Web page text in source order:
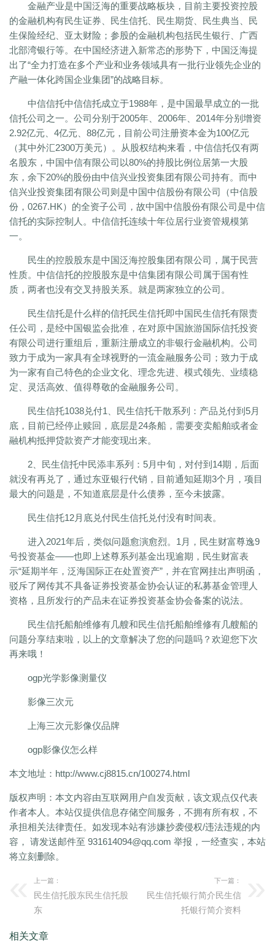
金融产业是中国泛海的重要战略板块，目前主要投资控股
的金融机构有民生证券、民生信托、民生期货、民生典当、民
生保险经纪、亚太财险；参股的金融机构包括民生银行、广西
北部湾银行等。在中国经济进入新常态的形势下，中国泛海提
出了“全力打造在多个产业和业务领域具有一批行业领先企业的
产融一体化跨国企业集团”的战略目标。
中信信托中信信托成立于1988年，是中国最早成立的一批
信托公司之一。公司分别于2005年、2006年、2014年分别增资
2.92亿元、4亿元、88亿元，目前公司注册资本金为100亿元
（其中外汇2300万美元）。从股权结构来看，中信信托仅有两
名股东，中国中信有限公司以80%的持股比例位居第一大股
东，余下20%的股份由中信兴业投资集团有限公司持有。而中
信兴业投资集团有限公司则是中国中信股份有限公司（中信股
份，0267.HK）的全资子公司，故中国中信股份有限公司是中信
信托的实际控制人。中信信托连续十年位居行业资管规模第
一。
民生的控股股东是中国泛海控股集团有限公司，属于民营
性质。中信信托的控股股东是中信集团有限公司属于国有性
质，两者也没有交叉持股关系。就是两家独立的公司。
民生信托是什么样的信托民生信托即中国民生信托有限责
任公司，是经中国银监会批准，在对原中国旅游国际信托投资
有限公司进行重组后，重新注册成立的非银行金融机构。公司
致力于成为一家具有全球视野的一流金融服务公司；致力于成
为一家有自己特色的企业文化、理念先进、模式领先、业绩稳
定、灵活高效、值得尊敬的金融服务公司。
民生信托1038兑付1、民生信托干散系列：产品兑付到5月
底，目前已经停止赎回，底层是24条船，需要变卖船舶或者金
融机构抵押贷款资产才能变现出来。
2、民生信托中民添丰系列：5月中旬，对付到14期，后面
就没有再兑了，通过东亚银行代销，目前通知延期3个月，项目
最大的问题是，不知道底层是什么债券，至今未披露。
民生信托12月底兑付民生信托兑付没有时间表。
进入2021年后，类似问题愈演愈烈。1月，民生财富尊逸9
号投资基金——也即上述尊系列基金出现逾期，民生财富表
示“延期半年，泛海国际正在处置资产”，并在官网挂出声明函，
驳斥了网传其不具备证券投资基金协会认证的私募基金管理人
资格，且所发行的产品未在证券投资基金协会备案的说法。
民生信托船舶维修有几艘和民生信托船舶维修有几艘船的
问题分享结束啦，以上的文章解决了您的问题吗？欢迎您下次
再来哦！
ogp光学影像测量仪
影像三次元
上海三次元影像仪品牌
ogp影像仪怎么样
本文地址： http://www.cj8815.cn/100274.html
版权声明： 本文内容由互联网用户自发贡献，该文观点仅代表
作者本人。本站仅提供信息存储空间服务，不拥有所有权，不
承担相关法律责任。如发现本站有涉嫌抄袭侵权/违法违规的内
容， 请发送邮件至 931614094@qq.com 举报，一经查实，本站
将立刻删除。
上一篇：
民生信托股东民生信托股
东
下一篇：
民生信托银行简介民生信
托银行简介资料
相关文章